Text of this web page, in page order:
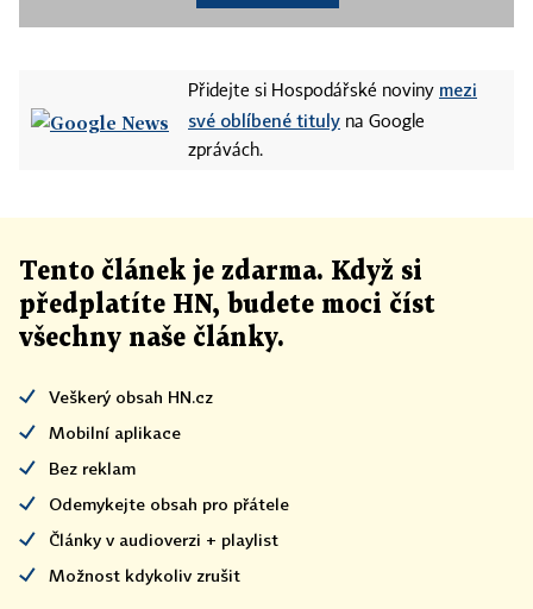
Přidejte si Hospodářské noviny mezi
své oblíbené tituly na Google
zprávách.
Tento článek je zdarma. Když si
předplatíte HN, budete moci číst
všechny naše články.
Veškerý obsah HN.cz
Mobilní aplikace
Bez reklam
Odemykejte obsah pro přátele
Články v audioverzi + playlist
Možnost kdykoliv zrušit